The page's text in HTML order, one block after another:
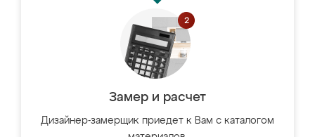
Замер и расчет
Дизайнер-замерщик приедет к Вам с каталогом